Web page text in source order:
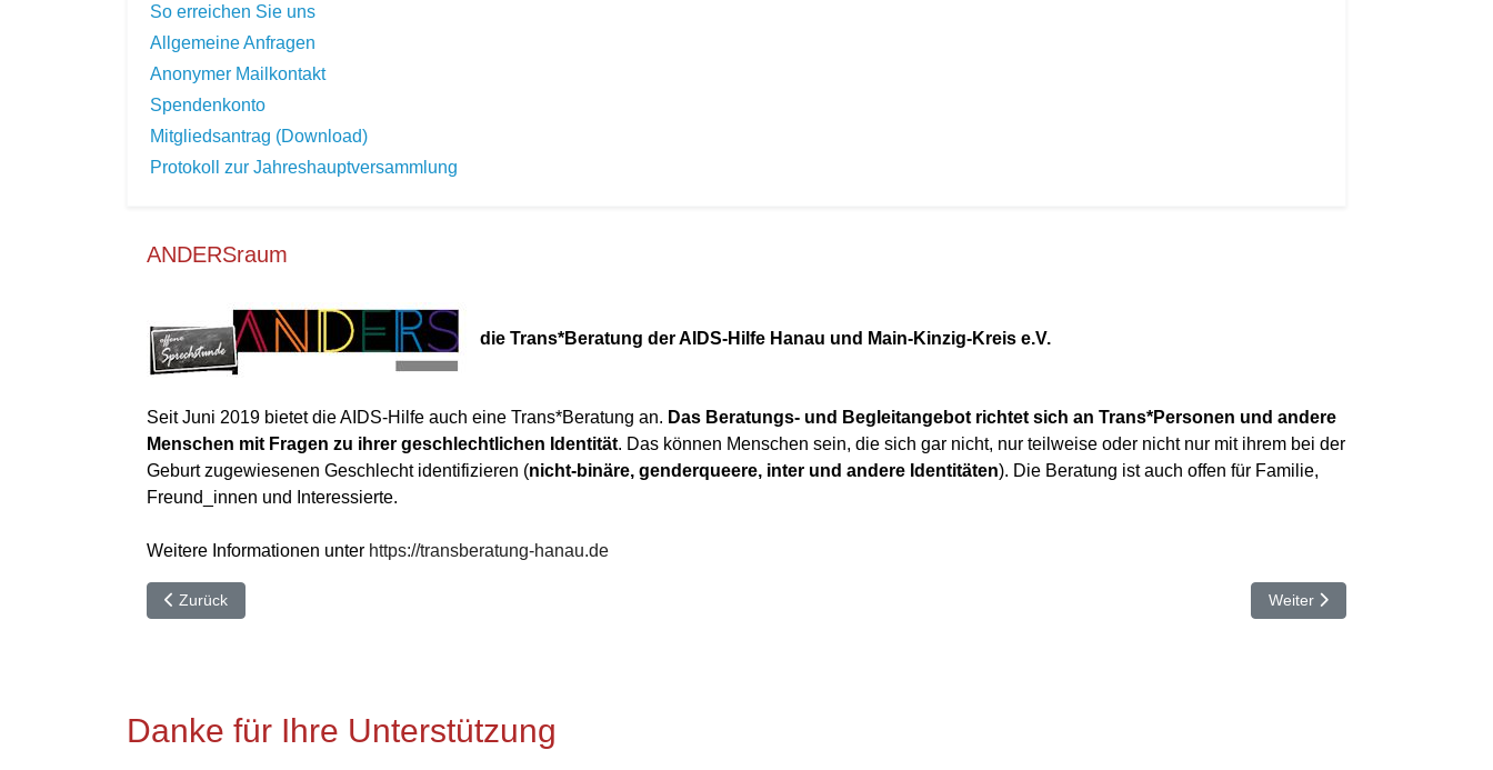
So erreichen Sie uns
Allgemeine Anfragen
Anonymer Mailkontakt
Spendenkonto
Mitgliedsantrag (Download)
Protokoll zur Jahreshauptversammlung
ANDERSraum
die Trans*Beratung der AIDS-Hilfe Hanau und Main-Kinzig-Kreis e.V.
Seit Juni 2019 bietet die AIDS-Hilfe auch eine Trans*Beratung an. Das Beratungs- und Begleitangebot richtet sich an Trans*Personen und andere
Menschen mit Fragen zu ihrer geschlechtlichen Identität. Das können Menschen sein, die sich gar nicht, nur teilweise oder nicht nur mit ihrem bei der
Geburt zugewiesenen Geschlecht identifizieren (nicht-binäre, genderqueere, inter und andere Identitäten). Die Beratung ist auch offen für Familie,
Freund_innen und Interessierte.
Weitere Informationen unter https://transberatung-hanau.de
Vorheriger Beitrag: Bildnachweis
Zurück Nächster Beitrag: JHV 12.
Weiter
Danke für Ihre Unterstützung